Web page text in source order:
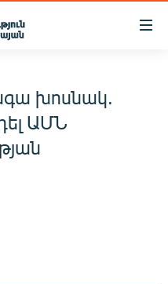
խոսնակ.
ԱՄՆ